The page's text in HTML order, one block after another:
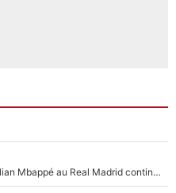
«C'est une fierté» : La signature de Kylian Mbappé au Real Madrid continue de régaler l'Espagne